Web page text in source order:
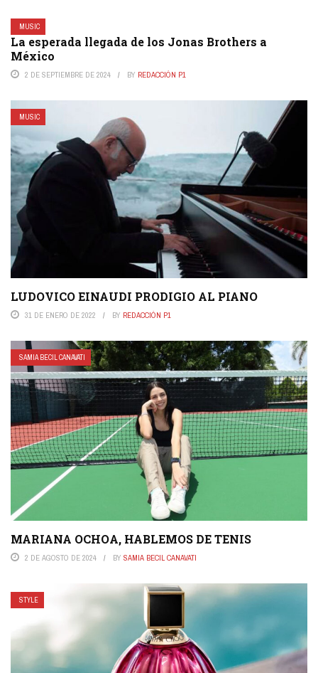
MUSIC
La esperada llegada de los Jonas Brothers a
México
2 DE SEPTIEMBRE DE 2024 BY REDACCIÓN P1
MUSIC
LUDOVICO EINAUDI PRODIGIO AL PIANO
31 DE ENERO DE 2022 BY REDACCIÓN P1
SAMIA BECIL CANAVATI
MARIANA OCHOA, HABLEMOS DE TENIS
2 DE AGOSTO DE 2024 BY SAMIA BECIL CANAVATI
STYLE